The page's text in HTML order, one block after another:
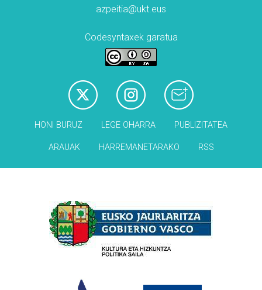
azpeitia@ukt.eus
Codesyntaxek garatua
HONI BURUZ LEGE OHARRA PUBLIZITATEA
ARAUAK HARREMANETARAKO RSS